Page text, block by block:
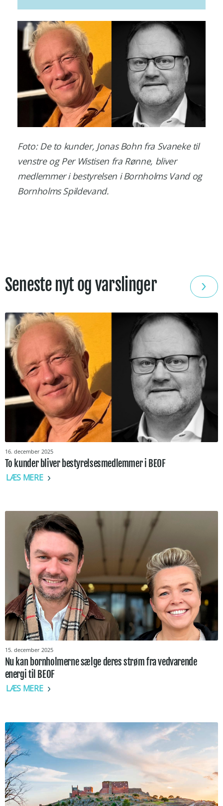
Foto: De to kunder, Jonas Bohn fra Svaneke til
venstre og Per Wistisen fra Rønne, bliver
medlemmer i bestyrelsen i Bornholms Vand og
Bornholms Spildevand.
Seneste nyt og varslinger
16. december 2025
To kunder bliver bestyrelsesmedlemmer i BEOF
LÆS MERE
15. december 2025
Nu kan bornholmerne sælge deres strøm fra vedvarende
energi til BEOF
LÆS MERE